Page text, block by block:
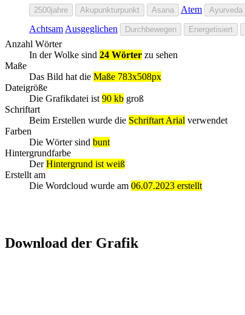
2500jahre Akupunkturpunkt Asana Atem Ayurveda
Achtsam Ausgeglichen Durchbewegen Energetisiert
Anzahl Wörter
In der Wolke sind 24 Wörter zu sehen
Maße
Das Bild hat die Maße 783x508px
Dateigröße
Die Grafikdatei ist 90 kb groß
Schriftart
Beim Erstellen wurde die Schriftart Arial verwendet
Farben
Die Wörter sind bunt
Hintergrundfarbe
DerHintergrund ist weiß
Erstellt am
Die Wordcloud wurde am 06.07.2023 erstellt
Download der Grafik